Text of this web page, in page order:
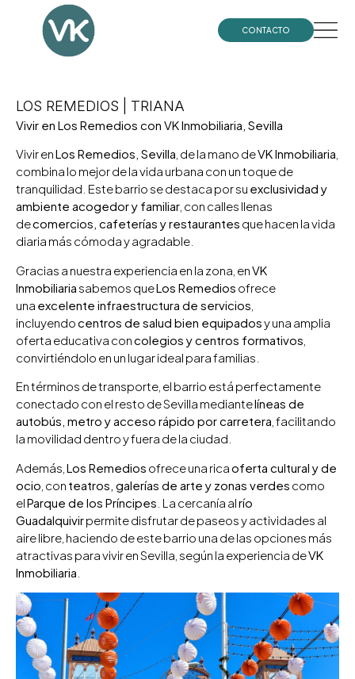
CONTACTO
LOS REMEDIOS | TRIANA
Vivir en Los Remedios con VK Inmobiliaria, Sevilla
Vivir enLos Remedios, Sevilla , de la mano deVK Inmobiliaria
combina lo mejor de la vida urbana con un toque de
tranquilidad. Este barrio se destaca por su exclusividad y
ambiente acogedor y familiar , con calles llenas
decomercios, cafeterías y restaurantes que hacen la vida
diaria más cómoda y agradable.
Gracias a nuestra experiencia en la zona, enVK
Inmobiliaria sabemos queLos Remedios ofrece
una excelente infraestructura de servicios
incluyendocentros de salud bien equipadosy una amplia
oferta educativa concolegios y centros formativos
convirtiéndolo en un lugar ideal para familias.
En términos de transporte, el barrio está perfectamente
conectado con el resto de Sevilla mediantelíneas de
autobús, metro y acceso rápido por carretera , facilitando
la movilidad dentro y fuera de la ciudad.
Además, Los Remedios ofrece una ricaoferta cultural y de
ocio , con teatros, galerías de arte y zonas verdes como
elParque de los Príncipes . La cercanía alrío
Guadalquivirpermite disfrutar de paseos y actividades al
aire libre, haciendo de este barrio una de las opciones más
atractivas para vivir en Sevilla, según la experiencia deVK
Inmobiliaria